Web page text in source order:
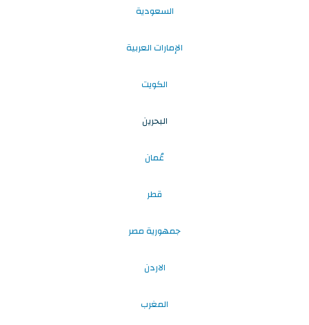
السعودية
الإمارات العربية
الكويت
البحرين
عُمان
قطر
جمهورية مصر
الاردن
المغرب